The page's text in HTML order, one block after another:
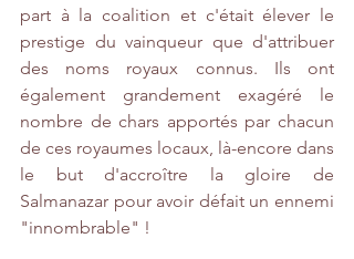
part à la coalition et c'était élever le
prestige du vainqueur que d'attribuer
des noms royaux connus. Ils ont
également grandement exagéré le
nombre de chars apportés par chacun
de ces royaumes locaux, là-encore dans
le but d'accroître la gloire de
Salmanazar pour avoir défait un ennemi
"innombrable" !